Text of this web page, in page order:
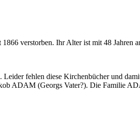
verstorben. Ihr Alter ist mit 48 Jahren
fehlen diese Kirchenbücher und
ADAM (Georgs Vater?). Die Familie